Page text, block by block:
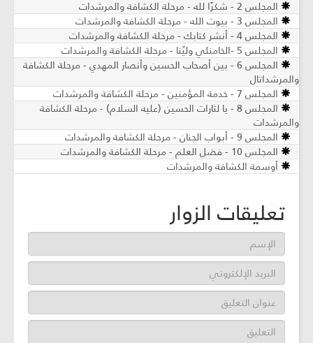
المجلس 2 - شكرًا لله - مرحلة الكشافة والمرشدات
المجلس 3 - بيوت الله - مرحلة الكشافة والمرشدات
المجلس 4 - أنشر كتابك - مرحلة الكشافة والمرشدات
المجلس 5 -الخامنئي وليّنا - مرحلة الكشافة والمرشدات
المجلس 6 - بين أصحاب الحسين وأنصار المهدي - مرحلة الكشافة
والمرشداتال
المجلس 7 - خدمة المؤمنين - مرحلة الكشافة والمرشدات
المجلس 8 - يا لثارات الحسين (عليه السلام) - مرحلة الكشافة
والمرشدات
المجلس 9 - أبواب الجنان - مرحلة الكشافة والمرشدات
المجلس 10 - فضل العلم - مرحلة الكشافة والمرشدات
أوسمة الكشافة والمرشدات
تعليقات الزوار